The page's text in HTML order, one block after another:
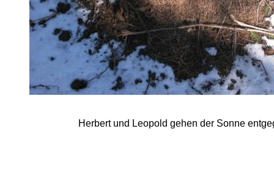
Herbert und Leopold gehen der Sonne